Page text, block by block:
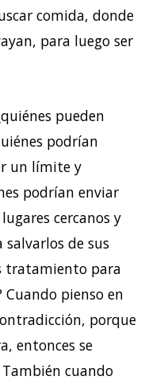
comida, donde
para luego ser
pueden
podrían
un límite y
podrían enviar
cercanos y
salvarlos de sus
tratamiento para
Cuando pienso en
porque
entonces se
cuando